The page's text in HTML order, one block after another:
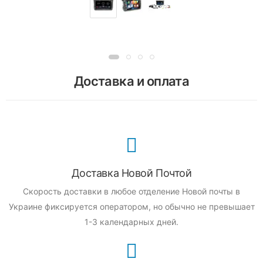
Доставка и оплата
Доставка Новой Почтой
Скорость доставки в любое отделение Новой почты в
Украине фиксируется оператором, но обычно не превышает
1-3 календарных дней.